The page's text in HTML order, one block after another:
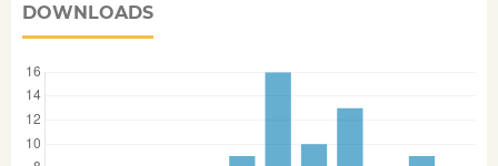
DOWNLOADS